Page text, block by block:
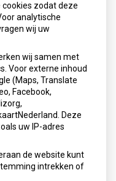
gegeven voor
is om dit te
wijzigen
cookies zodat deze
analytische
wij uw
wij samen met
Voor externe inhoud
(Maps, Translate
Facebook,
Deze
uw IP-adres
de website kunt
intrekken of